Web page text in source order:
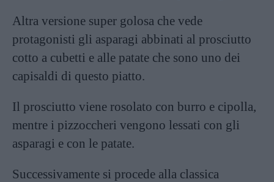
Altra versione super golosa che vede
protagonisti gli asparagi abbinati al prosciutto
cotto a cubetti e alle patate che sono uno dei
capisaldi di questo piatto.
Il prosciutto viene rosolato con burro e cipolla,
mentre i pizzoccheri vengono lessati con gli
asparagi e con le patate.
Successivamente si procede alla classica